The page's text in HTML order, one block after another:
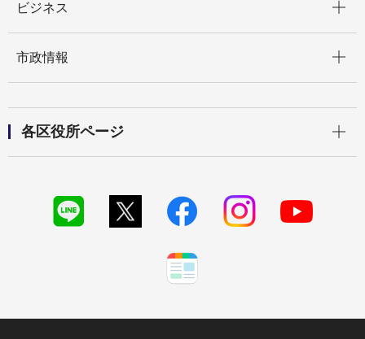
ビジネス
市政情報
各区役所ページ